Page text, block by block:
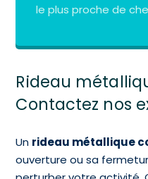
le plus proche de
Rideau
Contactez nos
Un rideau métallique
ouverture ou sa